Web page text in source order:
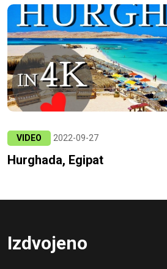
VIDEO 2022-09-27
Hurghada, Egipat
Izdvojeno